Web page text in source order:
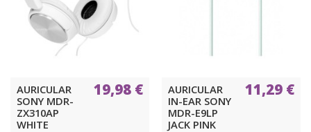
AURICULAR
SONY MDR-
ZX310AP
WHITE
19,98 €
AURICULAR
IN-EAR SONY
MDR-E9LP
JACK PINK
11,29 €